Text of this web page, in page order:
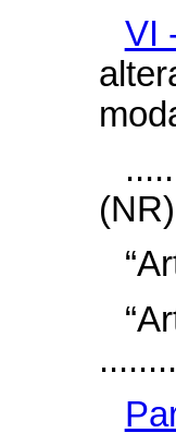
VI
(NR)